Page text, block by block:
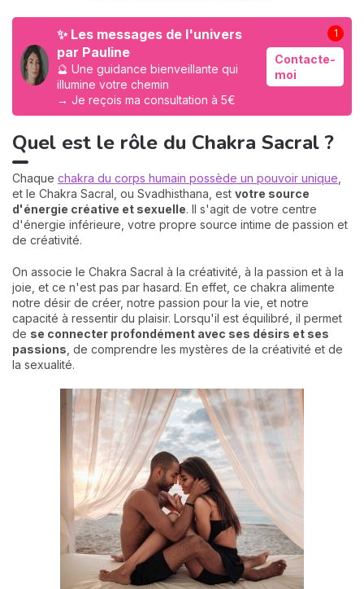
✨ Les messages de l'univers
par Pauline
🔮 Une guidance bienveillante qui
illumine votre chemin
→ Je reçois ma consultation à 5€
Contacte-
moi
1
Quel est le rôle du Chakra Sacral ?
Chaque chakra du corps humain possède un pouvoir unique
et le Chakra Sacral, ou Svadhisthana, est votre source
d'énergie créative et sexuelle. Il s'agit de votre centre
d'énergie inférieure, votre propre source intime de passion et
de créativité.
On associe le Chakra Sacral à la créativité, à la passion et à la
joie, et ce n'est pas par hasard. En effet, ce chakra alimente
notre désir de créer, notre passion pour la vie, et notre
capacité à ressentir du plaisir. Lorsqu'il est équilibré, il permet
de se connecter profondément avec ses désirs et ses
passions , de comprendre les mystères de la créativité et de
la sexualité.